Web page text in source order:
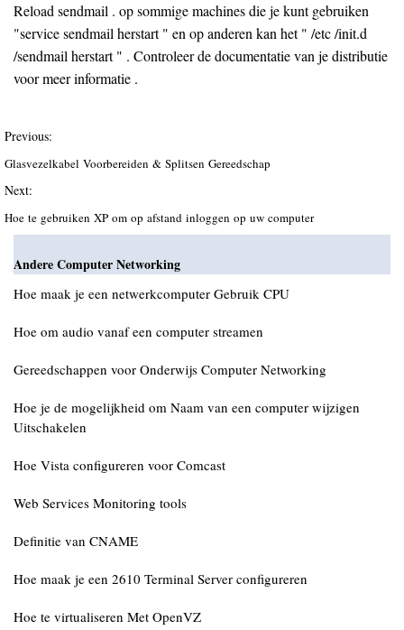
Reload sendmail . op sommige machines die je kunt gebruiken
"service sendmail herstart " en op anderen kan het " /etc /init.d
/sendmail herstart " . Controleer de documentatie van je distributie
voor meer informatie .
Previous:
Glasvezelkabel Voorbereiden & Splitsen Gereedschap
Next:
Hoe te gebruiken XP om op afstand inloggen op uw computer
Andere Computer Networking
Hoe maak je een netwerkcomputer Gebruik CPU
Hoe om audio vanaf een computer streamen
Gereedschappen voor Onderwijs Computer Networking
Hoe je de mogelijkheid om Naam van een computer wijzigen
Uitschakelen
Hoe Vista configureren voor Comcast
Web Services Monitoring tools
Definitie van CNAME
Hoe maak je een 2610 Terminal Server configureren
Hoe te virtualiseren Met OpenVZ